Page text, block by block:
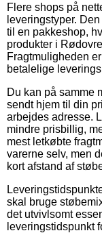
Flere shops på
leveringstyper.
til en pakkeshop,
produkter i
Fragtmuligheden
betalelige
Du kan på samme
sendt hjem til din
arbejdes adresse.
mindre prisbillig,
mest letkøbte
varerne selv, men
kort afstand af
skal bruge
det utvivlsomt
leveringstidspunkt